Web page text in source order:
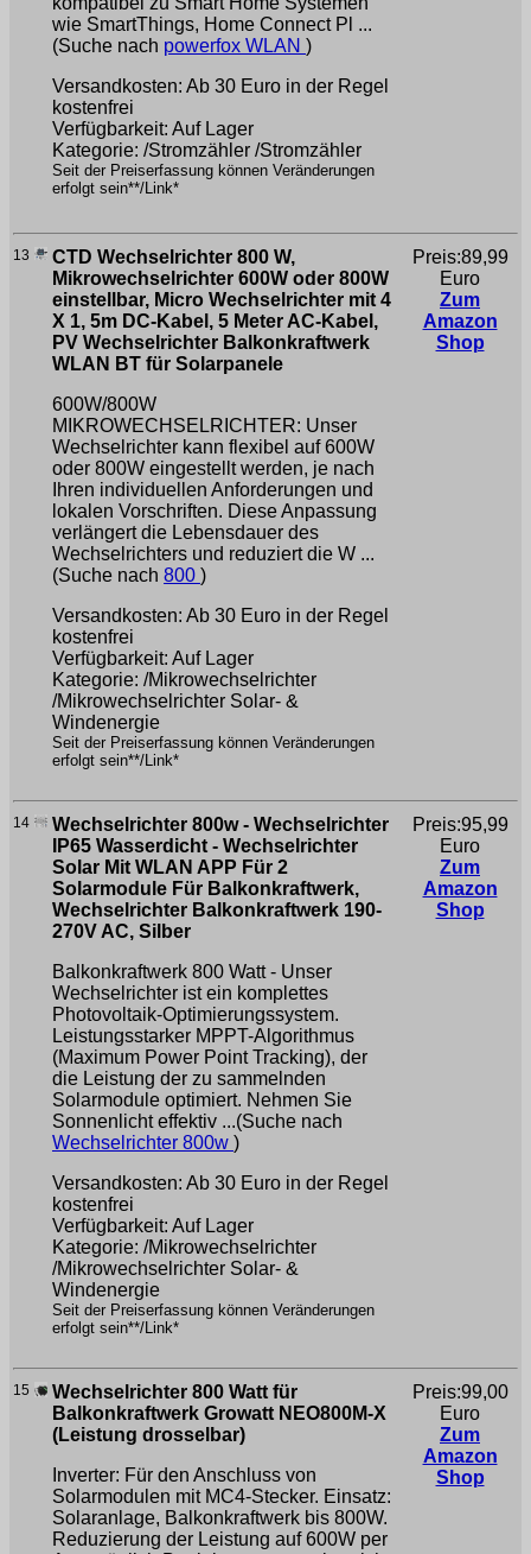
wie SmartThings, Home Connect Pl ...
(Suche nach powerfox WLAN )
Versandkosten: Ab 30 Euro in der Regel
kostenfrei
Verfügbarkeit: Auf Lager
Kategorie: /Stromzähler /Stromzähler
Seit der Preiserfassung können Veränderungen
erfolgt sein**/Link*
13
CTD Wechselrichter 800 W,
Mikrowechselrichter 600W oder 800W
einstellbar, Micro Wechselrichter mit 4
X 1, 5m DC-Kabel, 5 Meter AC-Kabel,
PV Wechselrichter Balkonkraftwerk
WLAN BT für Solarpanele
600W/800W
MIKROWECHSELRICHTER: Unser
Wechselrichter kann flexibel auf 600W
oder 800W eingestellt werden, je nach
Ihren individuellen Anforderungen und
lokalen Vorschriften. Diese Anpassung
verlängert die Lebensdauer des
Wechselrichters und reduziert die W ...
(Suche nach 800 )
Versandkosten: Ab 30 Euro in der Regel
kostenfrei
Verfügbarkeit: Auf Lager
Kategorie: /Mikrowechselrichter
/Mikrowechselrichter Solar- &
Windenergie
Seit der Preiserfassung können Veränderungen
erfolgt sein**/Link*
Preis:89,99
Euro
Zum
Amazon
Shop
14
Wechselrichter 800w - Wechselrichter
IP65 Wasserdicht - Wechselrichter
Solar Mit WLAN APP Für 2
Solarmodule Für Balkonkraftwerk,
Wechselrichter Balkonkraftwerk 190-
270V AC, Silber
Balkonkraftwerk 800 Watt - Unser
Wechselrichter ist ein komplettes
Photovoltaik-Optimierungssystem.
Leistungsstarker MPPT-Algorithmus
(Maximum Power Point Tracking), der
die Leistung der zu sammelnden
Solarmodule optimiert. Nehmen Sie
Sonnenlicht effektiv ...(Suche nach
Wechselrichter 800w )
Versandkosten: Ab 30 Euro in der Regel
kostenfrei
Verfügbarkeit: Auf Lager
Kategorie: /Mikrowechselrichter
/Mikrowechselrichter Solar- &
Windenergie
Seit der Preiserfassung können Veränderungen
erfolgt sein**/Link*
Preis:95,99
Euro
Zum
Amazon
Shop
15
Wechselrichter 800 Watt für
Balkonkraftwerk Growatt NEO800M-X
(Leistung drosselbar)
Inverter: Für den Anschluss von
Solarmodulen mit MC4-Stecker. Einsatz:
Solaranlage, Balkonkraftwerk bis 800W.
Reduzierung der Leistung auf 600W per
Preis:99,00
Euro
Zum
Amazon
Shop